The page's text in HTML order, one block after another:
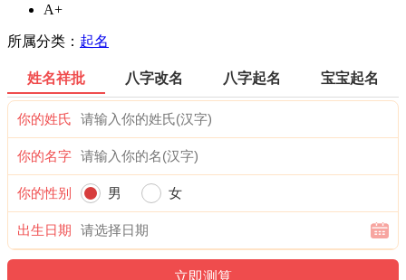
A+
所属分类： 起名
姓名祥批 八字改名 八字起名 宝宝起名
你的姓氏
你的名字
你的性别 男 女
出生日期